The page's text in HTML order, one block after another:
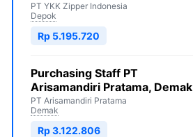
PT YKK Zipper Indonesia
Depok
Rp 5.195.720
Purchasing Staff PT
Arisamandiri Pratama, Demak
PT Arisamandiri Pratama
Demak
Rp 3.122.806